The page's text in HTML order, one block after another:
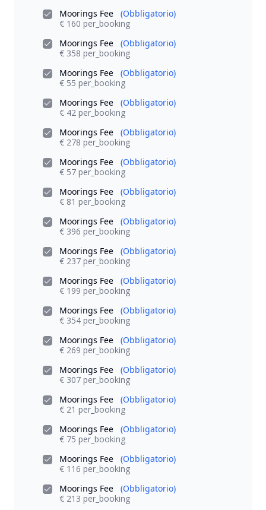
Moorings Fee
(Obbligatorio)
€ 160 per_booking
Moorings Fee
(Obbligatorio)
€ 358 per_booking
Moorings Fee
(Obbligatorio)
€ 55 per_booking
Moorings Fee
(Obbligatorio)
€ 42 per_booking
Moorings Fee
(Obbligatorio)
€ 278 per_booking
Moorings Fee
(Obbligatorio)
€ 57 per_booking
Moorings Fee
(Obbligatorio)
€ 81 per_booking
Moorings Fee
(Obbligatorio)
€ 396 per_booking
Moorings Fee
(Obbligatorio)
€ 237 per_booking
Moorings Fee
(Obbligatorio)
€ 199 per_booking
Moorings Fee
(Obbligatorio)
€ 354 per_booking
Moorings Fee
(Obbligatorio)
€ 269 per_booking
Moorings Fee
(Obbligatorio)
€ 307 per_booking
Moorings Fee
(Obbligatorio)
€ 21 per_booking
Moorings Fee
(Obbligatorio)
€ 75 per_booking
Moorings Fee
(Obbligatorio)
€ 116 per_booking
Moorings Fee
(Obbligatorio)
€ 213 per_booking